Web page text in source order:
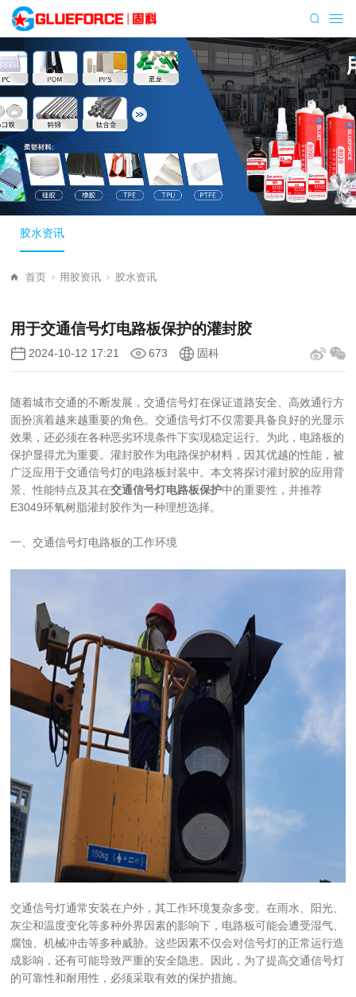
胶水资讯
首页 用胶资讯 胶水资讯
用于交通信号灯电路板保护的灌封胶
2024-10-12 17:21 673 固科
随着城市交通的不断发展，交通信号灯在保证道路安全、高效通行方
面扮演着越来越重要的角色。交通信号灯不仅需要具备良好的光显示
效果，还必须在各种恶劣环境条件下实现稳定运行。为此，电路板的
保护显得尤为重要。灌封胶作为电路保护材料，因其优越的性能，被
广泛应用于交通信号灯的电路板封装中。本文将探讨灌封胶的应用背
景、性能特点及其在交通信号灯电路板保护中的重要性，并推荐
E3049环氧树脂灌封胶作为一种理想选择。
一、交通信号灯电路板的工作环境
交通信号灯通常安装在户外，其工作环境复杂多变。在雨水、阳光、
灰尘和温度变化等多种外界因素的影响下，电路板可能会遭受湿气、
腐蚀、机械冲击等多种威胁。这些因素不仅会对信号灯的正常运行造
成影响，还有可能导致严重的安全隐患。因此，为了提高交通信号灯
的可靠性和耐用性，必须采取有效的保护措施。